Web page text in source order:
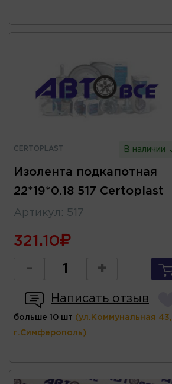
CERTOPLAST В наличии
Изолента подкапотная
22*19*0.18 517 Certoplast
Артикул : 517
321.10
- +
Написать отзыв
больше 10 шт (ул.Коммунальная 43,
г.Симферополь)